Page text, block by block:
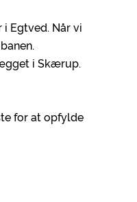
Egtved. Når vi
i Skærup.
for at opfylde